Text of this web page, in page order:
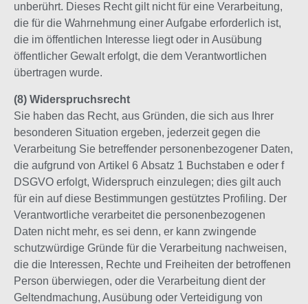
unberührt. Dieses Recht gilt nicht für eine Verarbeitung,
die für die Wahrnehmung einer Aufgabe erforderlich ist,
die im öffentlichen Interesse liegt oder in Ausübung
öffentlicher Gewalt erfolgt, die dem Verantwortlichen
übertragen wurde.
(8) Widerspruchsrecht
Sie haben das Recht, aus Gründen, die sich aus Ihrer
besonderen Situation ergeben, jederzeit gegen die
Verarbeitung Sie betreffender personenbezogener Daten,
die aufgrund von Artikel 6 Absatz 1 Buchstaben e oder f
DSGVO erfolgt, Widerspruch einzulegen; dies gilt auch
für ein auf diese Bestimmungen gestütztes Profiling. Der
Verantwortliche verarbeitet die personenbezogenen
Daten nicht mehr, es sei denn, er kann zwingende
schutzwürdige Gründe für die Verarbeitung nachweisen,
die die Interessen, Rechte und Freiheiten der betroffenen
Person überwiegen, oder die Verarbeitung dient der
Geltendmachung, Ausübung oder Verteidigung von